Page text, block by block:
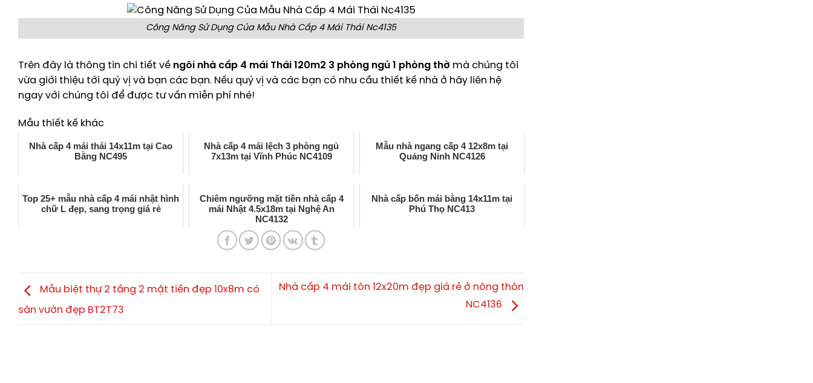
Công Năng Sử Dụng Của Mẫu Nhà Cấp 4 Mái Thái Nc4135
Trên đây là thông tin chi tiết về ngôi nhà cấp 4 mái Thái 120m2 3 phòng ngủ 1 phòng thờ mà chúng tôi
vừa giới thiệu tới quý vị và bạn các bạn. Nếu quý vị và các bạn có nhu cầu thiết kế nhà ở hãy liên hệ
ngay với chúng tôi để được tư vấn miễn phí nhé!
Mẫu thiết kế khác
Nhà cấp 4 mái thái 14x11m tại Cao
Bằng NC495
Nhà cấp 4 mái lệch 3 phòng ngủ
7x13m tại Vĩnh Phúc NC4109
Mẫu nhà ngang cấp 4 12x8m tại
Quảng Ninh NC4126
Top 25+ mẫu nhà cấp 4 mái nhật hình
chữ L đẹp, sang trọng giá rẻ
Chiêm ngưỡng mặt tiền nhà cấp 4
mái Nhật 4.5x18m tại Nghệ An
NC4132
Nhà cấp bốn mái bằng 14x11m tại
Phú Thọ NC413
Mẫu biệt thự 2 tầng 2 mặt tiền đẹp 10x8m có
sân vườn đẹp BT2T73
Nhà cấp 4 mái tôn 12x20m đẹp giá rẻ ở nông thôn
NC4136